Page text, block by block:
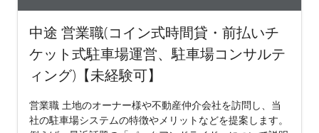
中途 営業職(コイン式時間貸・前払いチ
ケット式駐車場運営、駐車場コンサルテ
ィング)【未経験可】
営業職 土地のオーナー様や不動産仲介会社を訪問し、当
社の駐車場システムの特徴やメリットなどを提案します。